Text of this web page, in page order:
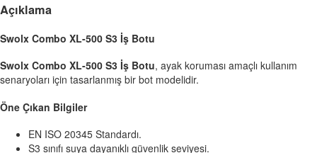
Açıklama
Swolx Combo XL-500 S3 İş Botu
Swolx Combo XL-500 S3 İş Botu, ayak koruması amaçlı kullanım
senaryoları için tasarlanmış bir bot modelidir.
Öne Çıkan Bilgiler
EN ISO 20345 Standardı.
S3 sınıfı suya dayanıklı güvenlik seviyesi.